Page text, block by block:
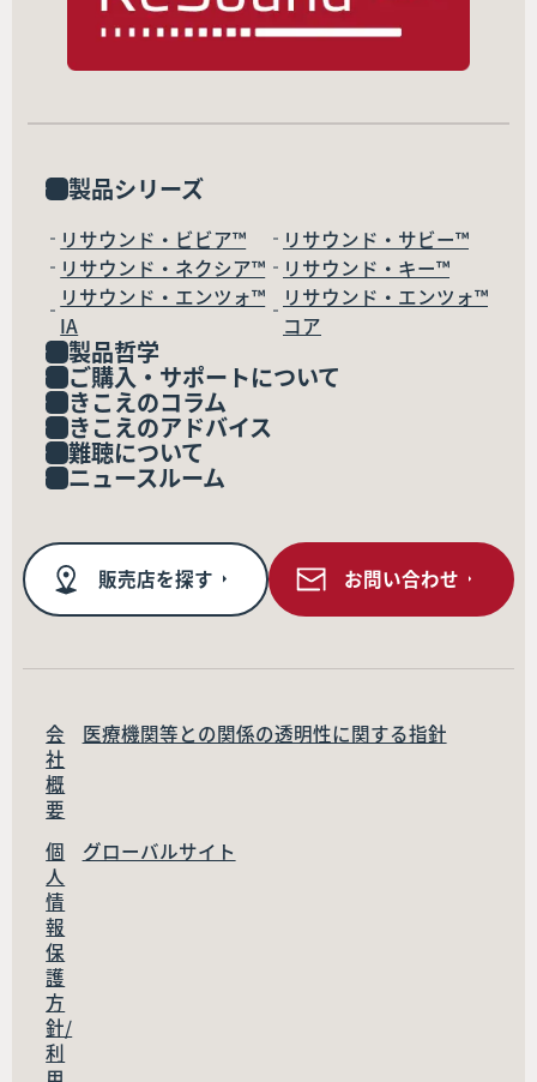
製品シリーズ
リサウンド・ビビア™
リサウンド・サビー™
リサウンド・ネクシア™
リサウンド・キー™
リサウンド・エンツォ™
IA
リサウンド・エンツォ™
コア
製品哲学
ご購入・サポートについて
きこえのコラム
きこえのアドバイス
難聴について
ニュースルーム
販売店を探す お問い合わせ
会
社
概
要
医療機関等との関係の透明性に関する指針
個
人
情
報
保
護
方
針/
利
グローバルサイト